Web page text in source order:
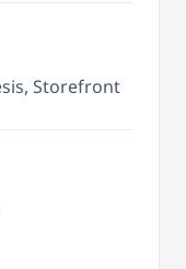
Storefront